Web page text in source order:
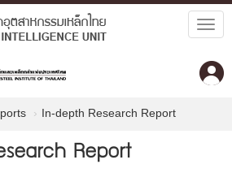
In-depth Research Report
Report